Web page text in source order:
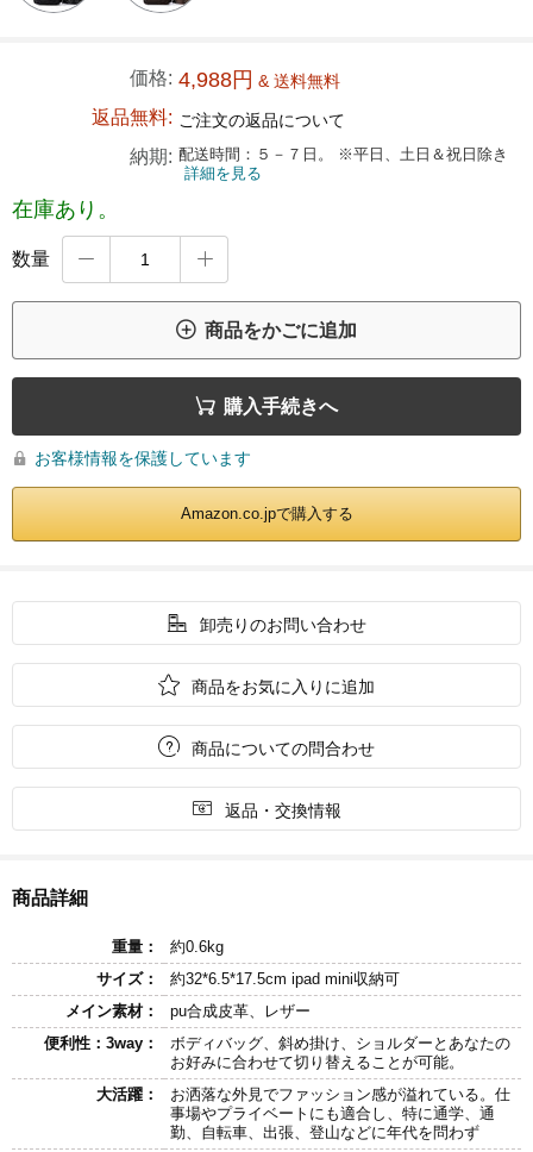
価格: 4,988円 & 送料無料
返品無料: ご注文の返品について
納期: 配送時間：５－７日。 ※平日、土日＆祝日除き
詳細を見る
在庫あり。
数量  
 商品をかごに追加
 購入手続きへ
 お客様情報を保護しています
Amazon.co.jpで購入する
 卸売りのお問い合わせ
 商品をお気に入りに追加
 商品についての問合わせ
 返品・交換情報
商品詳細
重量：
約0.6kg
サイズ：
約32*6.5*17.5cm ipad mini収納可
メイン素材：
pu合成皮革、レザー
便利性：3way：
ボディバッグ、斜め掛け、ショルダーとあなたの
お好みに合わせて切り替えることが可能。
大活躍：
お洒落な外見でファッション感が溢れている。仕
事場やプライベートにも適合し、特に通学、通
勤、自転車、出張、登山などに年代を問わず